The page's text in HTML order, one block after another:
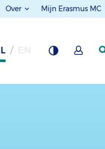
Over Mijn Erasmus MC